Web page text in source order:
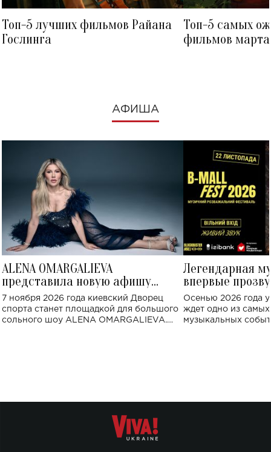
Топ-5 лучших фильмов Райана
Гослинга
Топ-5 самых
фильмов
АФИША
ALENA OMARGALIEVA
представила новую афишу
большого концерта во Дворце
спорта
7 ноября 2026 года киевский Дворец
спорта станет площадкой для большого
сольного шоу ALENA OMARGALIEVA.
Легендарная
впервые
Украине: где
Осенью 2026 года
ждет одно из
музыкальных